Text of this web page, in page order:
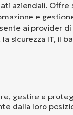
aziendali. Offre
e
ai provider
sicurezza IT, il
gestire e
dalla loro